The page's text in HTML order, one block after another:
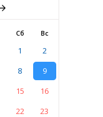
Сб Вс
1
2
8
9
15
16
22
23